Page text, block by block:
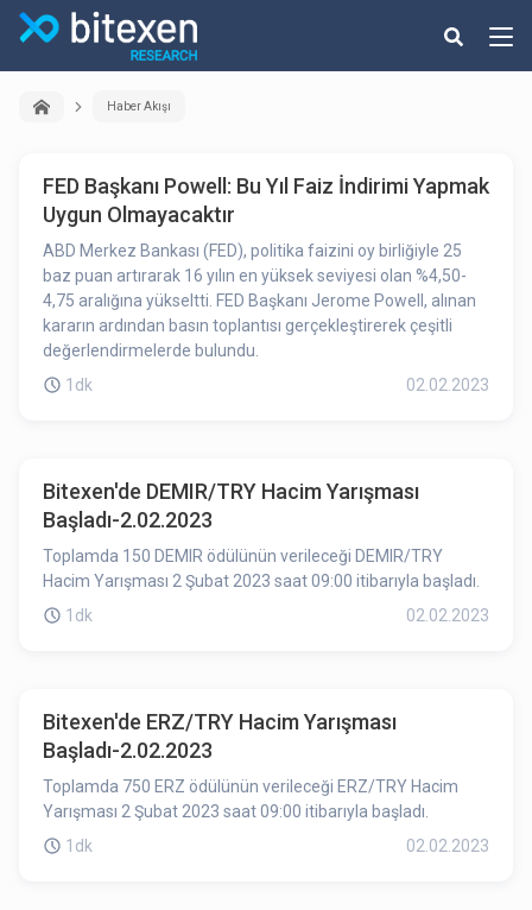
Haber Akışı
FED Başkanı Powell: Bu Yıl Faiz İndirimi Yapmak
Uygun Olmayacaktır
ABD Merkez Bankası (FED), politika faizini oy birliğiyle 25
baz puan artırarak 16 yılın en yüksek seviyesi olan %4,50-
4,75 aralığına yükseltti. FED Başkanı Jerome Powell, alınan
kararın ardından basın toplantısı gerçekleştirerek çeşitli
değerlendirmelerde bulundu.
1dk
02.02.2023
Bitexen'de DEMIR/TRY Hacim Yarışması
Başladı-2.02.2023
Toplamda 150 DEMIR ödülünün verileceği DEMIR/TRY
Hacim Yarışması 2 Şubat 2023 saat 09:00 itibarıyla başladı.
1dk
02.02.2023
Bitexen'de ERZ/TRY Hacim Yarışması
Başladı-2.02.2023
Toplamda 750 ERZ ödülünün verileceği ERZ/TRY Hacim
Yarışması 2 Şubat 2023 saat 09:00 itibarıyla başladı.
1dk
02.02.2023